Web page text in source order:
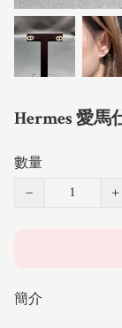
Hermes 愛馬
數量
−
+
簡介